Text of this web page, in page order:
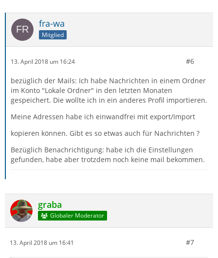
fra-wa
Mitglied
13. April 2018 um 16:24 #6
bezüglich der Mails: Ich habe Nachrichten in einem Ordner
im Konto "Lokale Ordner" in den letzten Monaten
gespeichert. Die wollte ich in ein anderes Profil importieren.
Meine Adressen habe ich einwandfrei mit export/Import
kopieren können. Gibt es so etwas auch für Nachrichten ?
Bezüglich Benachrichtigung: habe ich die Einstellungen
gefunden, habe aber trotzdem noch keine mail bekommen.
graba
Globaler Moderator
13. April 2018 um 16:41 #7